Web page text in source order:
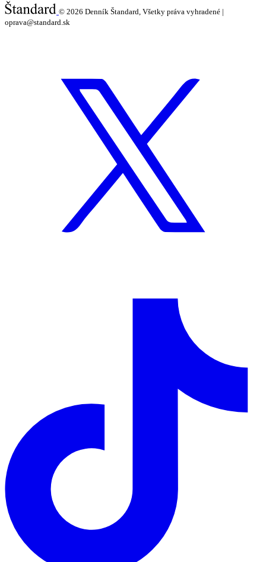
© 2026 Denník Štandard, Všetky práva vyhradené |
oprava@standard.sk